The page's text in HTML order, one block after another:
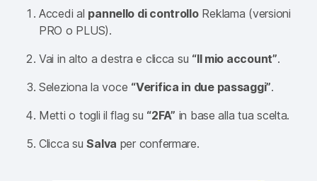
Accedi al pannello di controlloReklama (versioni
PRO o PLUS).
Vai in alto a destra e clicca su “Il mio account”.
Seleziona la voce “Verifica in due passaggi”.
Metti o togli il flag su “2FA” in base alla tua scelta.
Clicca suSalva per confermare.